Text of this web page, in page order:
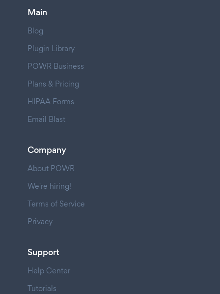
Main
Blog
Plugin Library
POWR Business
Plans & Pricing
HIPAA Forms
Email Blast
Company
About POWR
We're hiring!
Terms of Service
Privacy
Support
Help Center
Tutorials